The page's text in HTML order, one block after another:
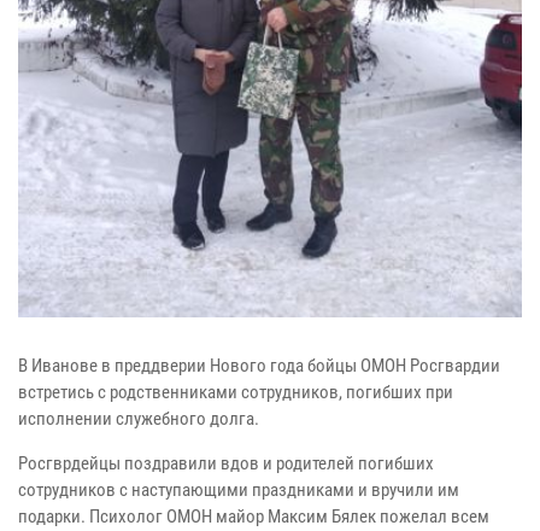
В Иванове в преддверии Нового года бойцы ОМОН Росгвардии
встретись с родственниками сотрудников, погибших при
исполнении служебного долга.
Росгврдейцы поздравили вдов и родителей погибших
сотрудников с наступающими праздниками и вручили им
подарки. Психолог ОМОН майор Максим Бялек пожелал всем